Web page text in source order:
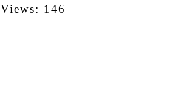
Views: 146